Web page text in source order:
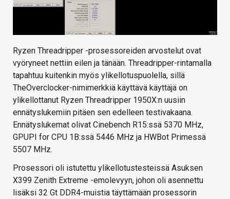
Ryzen Threadripper -prosessoreiden arvostelut ovat
vyöryneet nettiin eilen ja tänään. Threadripper-rintamalla
tapahtuu kuitenkin myös ylikellotuspuolella, sillä
TheOverclocker-nimimerkkiä käyttävä käyttäjä on
ylikellottanut Ryzen Threadripper 1950X:n uusiin
ennätyslukemiin pitäen sen edelleen testivakaana.
Ennätyslukemat olivat Cinebench R15:ssä 5370 MHz,
GPUPI for CPU 1B:ssä 5446 MHz ja HWBot Primessä
5507 MHz.
Prosessori oli istutettu ylikellotustesteissä Asuksen
X399 Zenith Extreme -emolevyyn, johon oli asennettu
lisäksi 32 Gt DDR4-muistia täyttämään prosessorin